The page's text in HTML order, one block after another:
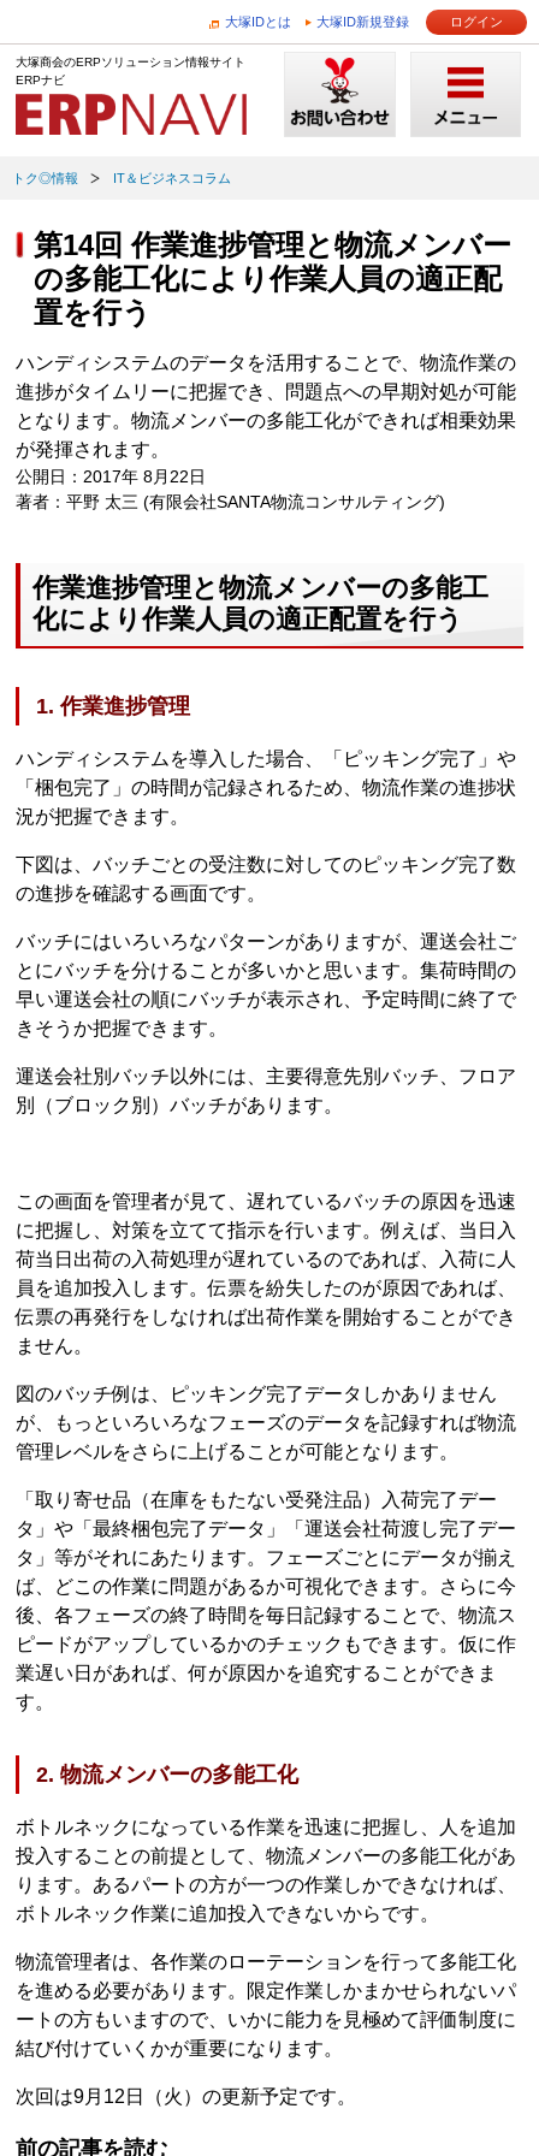
大塚IDとは 大塚ID新規登録 ログイン
大塚商会のERPソリューション情報サイト
ERPナビ
トク◎情報 IT＆ビジネスコラム
第14回 作業進捗管理と物流メンバー
の多能工化により作業人員の適正配
置を行う
ハンディシステムのデータを活用することで、物流作業の
進捗がタイムリーに把握でき、問題点への早期対処が可能
となります。物流メンバーの多能工化ができれば相乗効果
が発揮されます。
公開日：2017年 8月22日
著者：平野 太三 (有限会社SANTA物流コンサルティング)
作業進捗管理と物流メンバーの多能工
化により作業人員の適正配置を行う
1. 作業進捗管理
ハンディシステムを導入した場合、「ピッキング完了」や
「梱包完了」の時間が記録されるため、物流作業の進捗状
況が把握できます。
下図は、バッチごとの受注数に対してのピッキング完了数
の進捗を確認する画面です。
バッチにはいろいろなパターンがありますが、運送会社ご
とにバッチを分けることが多いかと思います。集荷時間の
早い運送会社の順にバッチが表示され、予定時間に終了で
きそうか把握できます。
運送会社別バッチ以外には、主要得意先別バッチ、フロア
別（ブロック別）バッチがあります。
この画面を管理者が見て、遅れているバッチの原因を迅速
に把握し、対策を立てて指示を行います。例えば、当日入
荷当日出荷の入荷処理が遅れているのであれば、入荷に人
員を追加投入します。伝票を紛失したのが原因であれば、
伝票の再発行をしなければ出荷作業を開始することができ
ません。
図のバッチ例は、ピッキング完了データしかありません
が、もっといろいろなフェーズのデータを記録すれば物流
管理レベルをさらに上げることが可能となります。
「取り寄せ品（在庫をもたない受発注品）入荷完了デー
タ」や「最終梱包完了データ」「運送会社荷渡し完了デー
タ」等がそれにあたります。フェーズごとにデータが揃え
ば、どこの作業に問題があるか可視化できます。さらに今
後、各フェーズの終了時間を毎日記録することで、物流ス
ピードがアップしているかのチェックもできます。仮に作
業遅い日があれば、何が原因かを追究することができま
す。
2. 物流メンバーの多能工化
ボトルネックになっている作業を迅速に把握し、人を追加
投入することの前提として、物流メンバーの多能工化があ
ります。あるパートの方が一つの作業しかできなければ、
ボトルネック作業に追加投入できないからです。
物流管理者は、各作業のローテーションを行って多能工化
を進める必要があります。限定作業しかまかせられないパ
ートの方もいますので、いかに能力を見極めて評価制度に
結び付けていくかが重要になります。
次回は9月12日（火）の更新予定です。
前の記事を読む